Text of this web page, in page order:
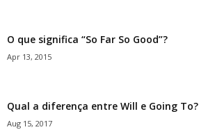
O que significa “So Far So Good”?
Apr 13, 2015
Qual a diferença entre Will e Going To?
Aug 15, 2017